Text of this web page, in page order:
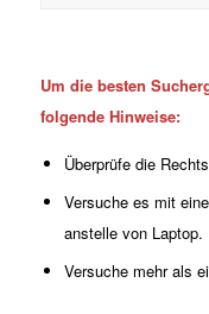
Um die besten
folgende Hinweise:
Überprüfe die
Versuche es mit
anstelle von Laptop.
Versuche mehr als